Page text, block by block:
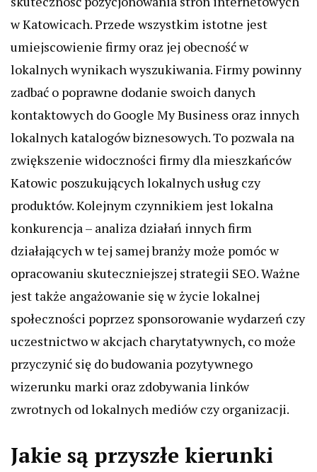
w Katowicach. Przede wszystkim istotne jest
umiejscowienie firmy oraz jej obecność w
lokalnych wynikach wyszukiwania. Firmy powinny
zadbać o poprawne dodanie swoich danych
kontaktowych do Google My Business oraz innych
lokalnych katalogów biznesowych. To pozwala na
zwiększenie widoczności firmy dla mieszkańców
Katowic poszukujących lokalnych usług czy
produktów. Kolejnym czynnikiem jest lokalna
konkurencja – analiza działań innych firm
działających w tej samej branży może pomóc w
opracowaniu skuteczniejszej strategii SEO. Ważne
jest także angażowanie się w życie lokalnej
społeczności poprzez sponsorowanie wydarzeń czy
uczestnictwo w akcjach charytatywnych, co może
przyczynić się do budowania pozytywnego
wizerunku marki oraz zdobywania linków
zwrotnych od lokalnych mediów czy organizacji.
Jakie są przyszłe kierunki